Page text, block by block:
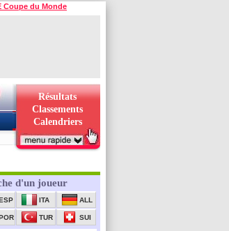
Coupe du Monde
Résultats
Classements
Calendriers